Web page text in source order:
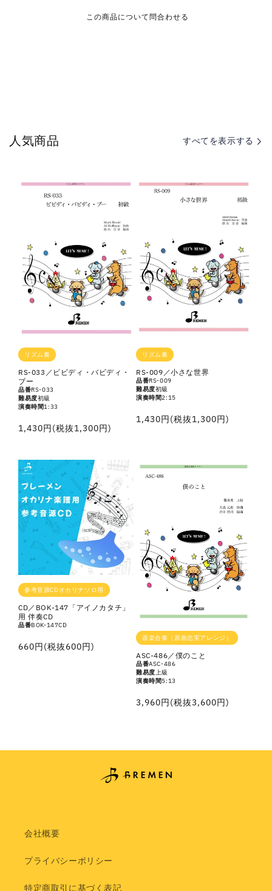
この商品について問合わせる
人気商品 すべてを表示する
リズム奏
RS-033／ビビディ・バビディ・
ブー
品番RS-033
難易度初級
演奏時間1:33
通
価
格
1,430円(税抜1,300円)
リズム奏
RS-009／小さな世界
品番RS-009
難易度初級
演奏時間2:15
通
格
1,430円(税抜1,300円)
参考音源CDオカリナソロ用
CD／BOK-147「アイノカタチ」
用 伴奏CD
品番BOK-147CD
通
660円(税抜600円)
器楽合奏（原曲忠実アレンジ）
ASC-486／僕のこと
品番ASC-486
難易度上級
演奏時間5:13
通
3,960円(税抜3,600円)
会社概要
プライバシーポリシー
特定商取引に基づく表記